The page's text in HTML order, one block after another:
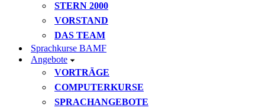
STERN 2000
VORSTAND
DAS TEAM
Sprachkurse BAMF
Angebote
VORTRÄGE
COMPUTERKURSE
SPRACHANGEBOTE